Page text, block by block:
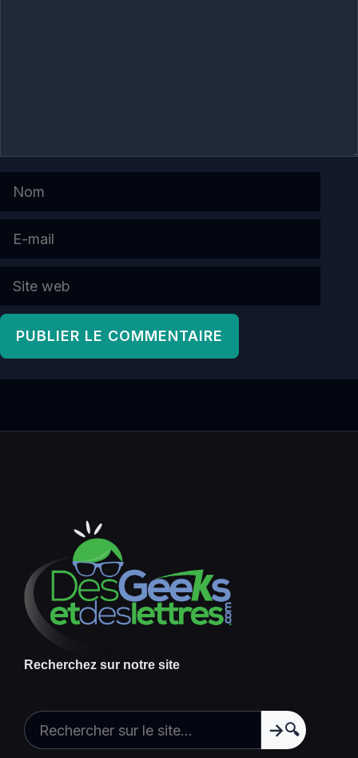
Nom
Site
Recherchez sur notre site
🔍